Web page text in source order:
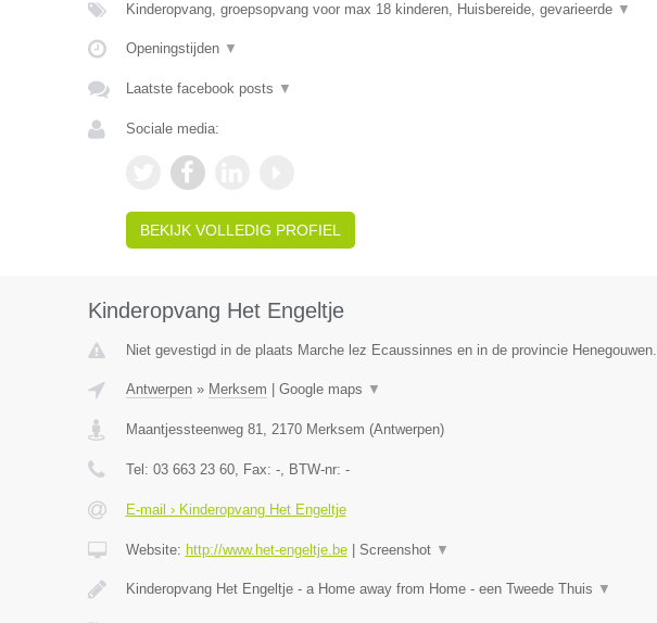
Kinderopvang, groepsopvang voor max 18 kinderen, Huisbereide, gevarieerde ▼
Openingstijden ▼
Laatste facebook posts ▼
Sociale media:
BEKIJK VOLLEDIG PROFIEL
Kinderopvang Het Engeltje
Niet gevestigd in de plaats Marche lez Ecaussinnes en in de provincie Henegouwen.
Antwerpen» Merksem Google maps ▼
Maantjessteenweg 81, 2170 Merksem (Antwerpen)
Tel: 03 663 23 60, Fax: -, BTW-nr: -
E-mail › Kinderopvang Het Engeltje
Website: http://www.het-engeltje.be| Screenshot ▼
Kinderopvang Het Engeltje - a Home away from Home - een Tweede Thuis ▼